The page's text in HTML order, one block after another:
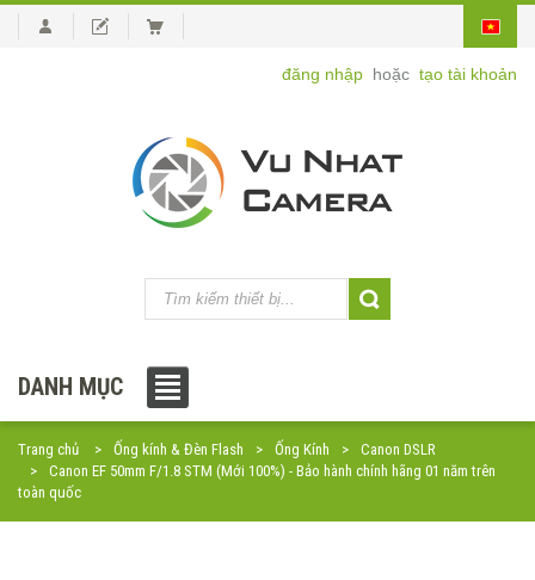
đăng nhập hoặc tạo tài khoản
DANH MỤC
Trang chủ Ống kính & Đèn Flash Ống Kính
Canon DSLR
Canon EF 50mm F/1.8 STM (Mới 100%) - Bảo hành chính hãng 01 năm trên
toàn quốc